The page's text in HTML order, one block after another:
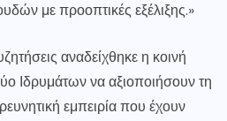
με προοπτικές εξέλιξης.»
αναδείχθηκε η κοινή
Ιδρυμάτων να αξιοποιήσουν τη
εμπειρία που έχουν